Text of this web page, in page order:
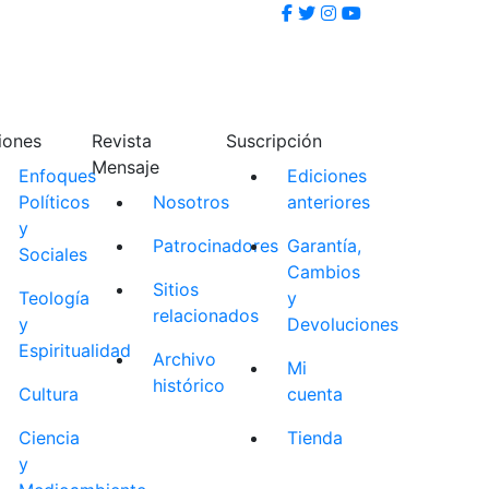
Enfoques
Políticos
y
Sociales
Teología
y
Espiritualidad
Cultura
Ciencia
y
Revista
Mensaje
Nosotros
Patrocinadores
Sitios
relacionados
Archivo
histórico
Suscripción
Ediciones
anteriores
Garantía,
Cambios
y
Devoluciones
Mi
cuenta
Tienda